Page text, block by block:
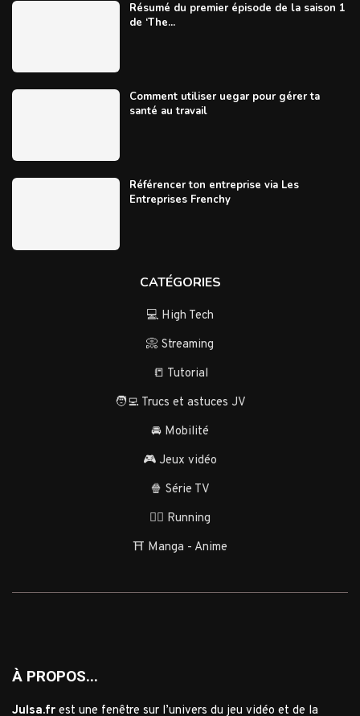
Résumé du premier épisode de la saison 1
de ‘The...
Comment utiliser uegar pour gérer ta
santé au travail
Référencer ton entreprise via Les
Entreprises Frenchy
CATÉGORIES
💻 High Tech
📀 Streaming
📒 Tutorial
🧑‍💻 Trucs et astuces JV
🚘 Mobilité
🎮 Jeux vidéo
🍿 Série TV
🏃‍♂️ Running
⛩️ Manga - Anime
À PROPOS...
Julsa.fr est une fenêtre sur l’univers du jeu vidéo et de la